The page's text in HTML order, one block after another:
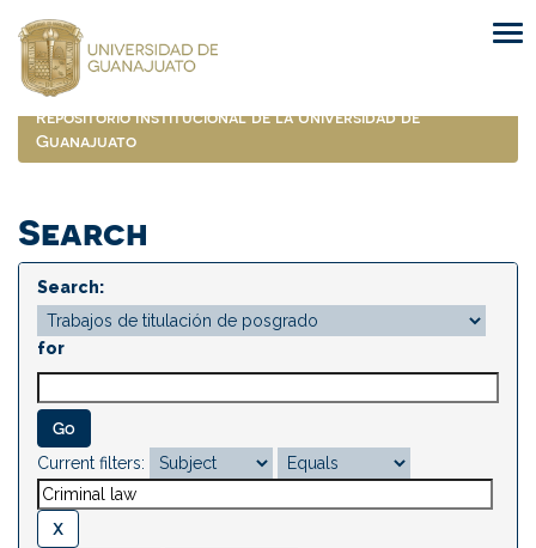
navigation
Repositorio Institucional de la Universidad de
Guanajuato
Search
Search:
for
Current filters: